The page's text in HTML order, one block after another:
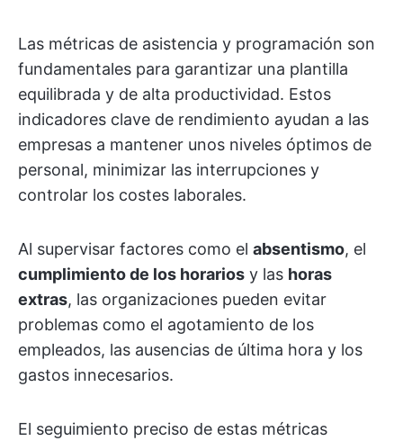
Las métricas de asistencia y programación son
fundamentales para garantizar una plantilla
equilibrada y de alta productividad. Estos
indicadores clave de rendimiento ayudan a las
empresas a mantener unos niveles óptimos de
personal, minimizar las interrupciones y
controlar los costes laborales.
Al supervisar factores como el absentismo, el
cumplimiento de los horarios y las horas
extras, las organizaciones pueden evitar
problemas como el agotamiento de los
empleados, las ausencias de última hora y los
gastos innecesarios.
El seguimiento preciso de estas métricas